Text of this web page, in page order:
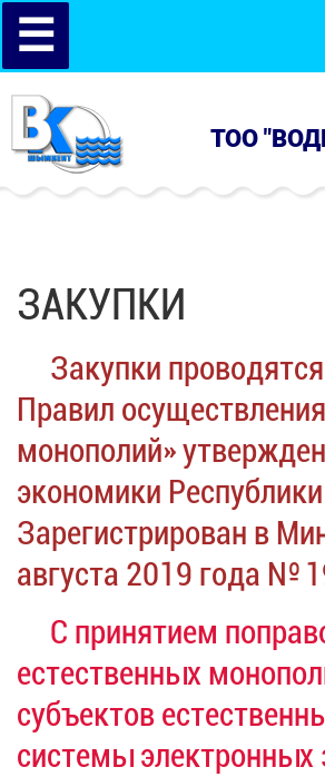
☰
ТОО
ЗАКУПКИ
Закупки проводятся
Правил
монополий»
экономики
Зарегистрирован в
августа 2019 года №
С принятием
естественных
субъектов
системы